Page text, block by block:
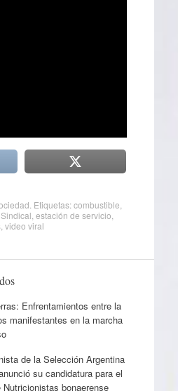
. Etiquetas:combustible
estación de servicio
, video viral
Enfrentamientos entre la
manifestantes en la marcha
de la Selección Argentina
su candidatura para el
Nutricionistas bonaerense